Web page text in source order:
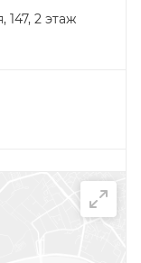
147, 2 этаж
30Д,